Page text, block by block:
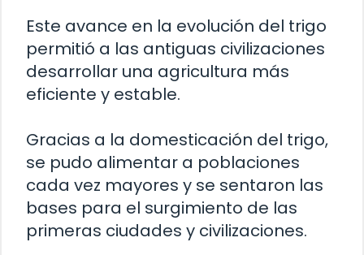
Este avance en la evolución del trigo
permitió a las antiguas civilizaciones
desarrollar una agricultura más
eficiente y estable.
Gracias a la domesticación del trigo,
se pudo alimentar a poblaciones
cada vez mayores y se sentaron las
bases para el surgimiento de las
primeras ciudades y civilizaciones.